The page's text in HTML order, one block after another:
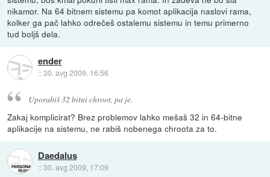
nikamor. Na 64 bitnem sistemu pa komot aplikacija naslovi rama,
kolker ga pač lahko odrečeš ostalemu sistemu in temu primerno
tud boljš dela.
ender
::30. avg 2009, 16:56
Uporabiš 32 bitni chroot, pa je.
Zakaj komplicirat? Brez problemov lahko mešaš 32 in 64-bitne
aplikacije na sistemu, ne rabiš nobenega chroota za to.
Daedalus
::30. avg 2009, 17:09